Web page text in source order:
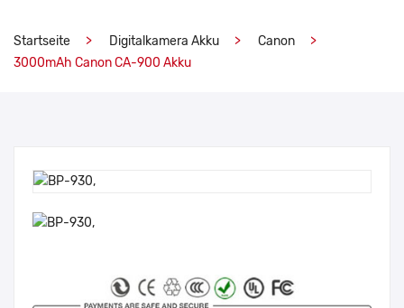
Startseite Digitalkamera Akku
Canon
3000mAh Canon CA-900 Akku